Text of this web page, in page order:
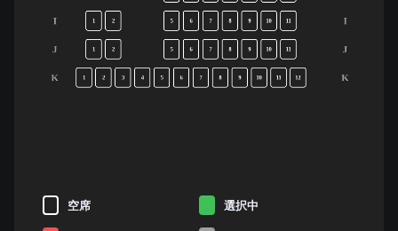
I
J
K
I
J
K
1 2 5 6 7 8 9 10 11
1 2 5 6 7 8 9 10 11
1 2 3 4 5 6 7 8 9 10 11 12
空席 選択中